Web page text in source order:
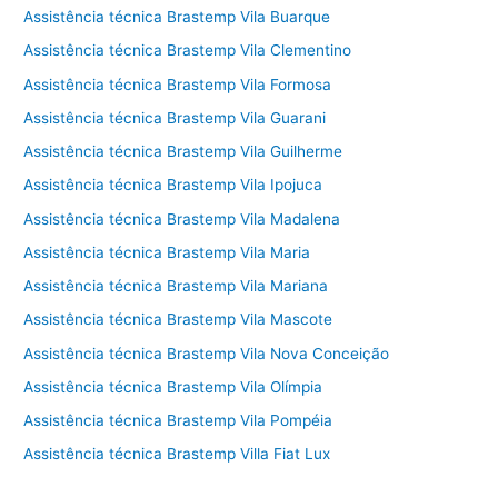
Assistência técnica Brastemp Vila Buarque
Assistência técnica Brastemp Vila Clementino
Assistência técnica Brastemp Vila Formosa
Assistência técnica Brastemp Vila Guarani
Assistência técnica Brastemp Vila Guilherme
Assistência técnica Brastemp Vila Ipojuca
Assistência técnica Brastemp Vila Madalena
Assistência técnica Brastemp Vila Maria
Assistência técnica Brastemp Vila Mariana
Assistência técnica Brastemp Vila Mascote
Assistência técnica Brastemp Vila Nova Conceição
Assistência técnica Brastemp Vila Olímpia
Assistência técnica Brastemp Vila Pompéia
Assistência técnica Brastemp Villa Fiat Lux